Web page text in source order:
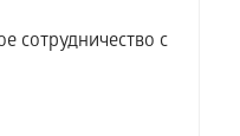
сотрудничество с